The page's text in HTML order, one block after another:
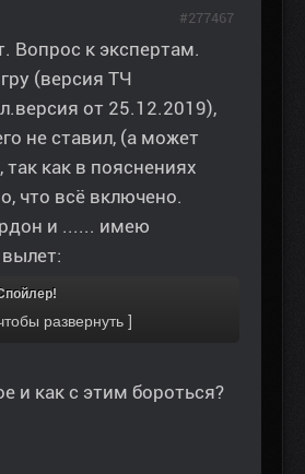
Вопрос к экспертам.
(версия ТЧ
от 25.12.2019),
не ставил, (а может
так как в пояснениях
что всё включено.
и ...... имею
и как с этим бороться?
#277467